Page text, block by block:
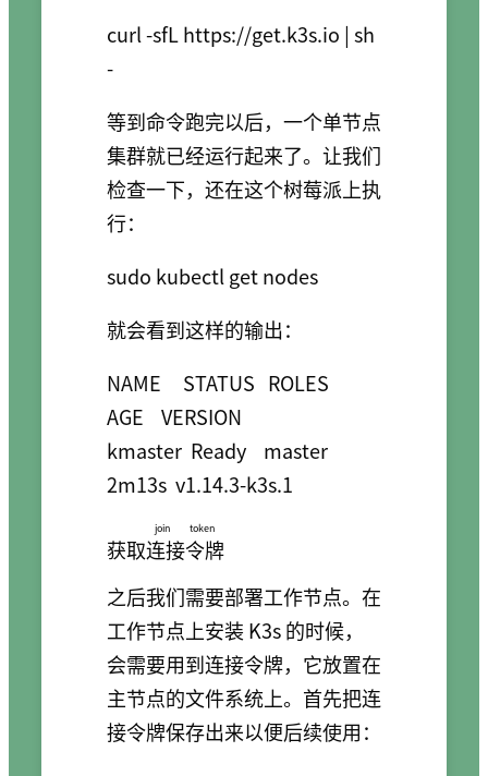
curl -sfL https://get.k3s.io | sh
-
等到命令跑完以后，一个单节点
集群就已经运行起来了。让我们
检查一下，还在这个树莓派上执
行：
sudo kubectl get nodes
就会看到这样的输出：
NAME     STATUS   ROLES
AGE    VERSION
kmaster  Ready    master
2m13s  v1.14.3-k3s.1
获取连接令牌
join token
之后我们需要部署工作节点。在
工作节点上安装 K3s 的时候，
会需要用到连接令牌，它放置在
主节点的文件系统上。首先把连
接令牌保存出来以便后续使用：